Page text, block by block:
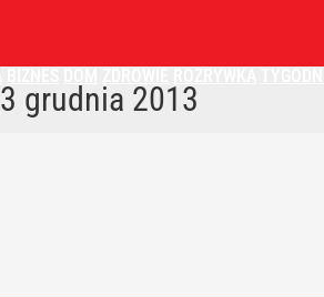
3 grudnia 2013